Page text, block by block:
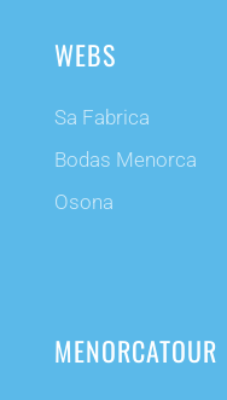
WEBS
Sa Fabrica
Bodas Menorca
Osona
MENORCATOUR